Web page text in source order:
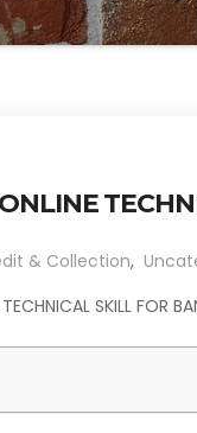
& Collection,
SKILL FOR